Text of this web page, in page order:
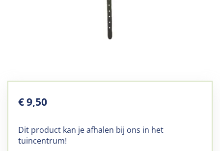
€9,50
Dit product kan je afhalen bij ons in het
tuincentrum!